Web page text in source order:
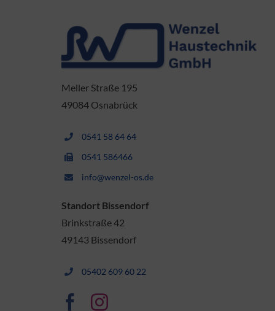
Meller Straße 195
49084 Osnabrück
0541 58 64 64
0541 586466
info@wenzel-os.de
Standort Bissendorf
Brinkstraße 42
49143 Bissendorf
05402 609 60 22